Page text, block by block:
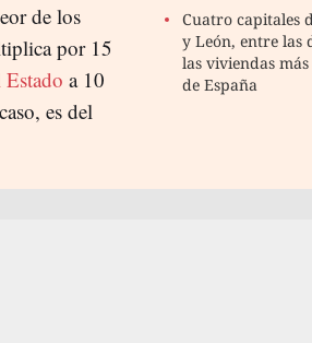
Cuatro capitales
y León, entre las
las viviendas
de España
de los
por 15
a 10
es del